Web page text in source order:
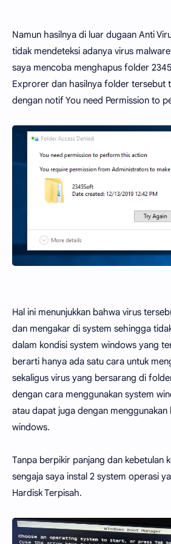
Namun hasilnya di luar dugaan Anti
tidak mendeteksi adanya virus
saya mencoba menghapus folder
Exprorer dan hasilnya folder tersebut
dengan notif You need Permission to
Hal ini menunjukkan bahwa virus
dan mengakar di system sehingga
dalam kondisi system windows yang
berarti hanya ada satu cara untuk
sekaligus virus yang bersarang di
dengan cara menggunakan system
atau dapat juga dengan
windows.
Tanpa berpikir panjang dan kebetulan
sengaja saya instal 2 system operasi
Hardisk Terpisah.